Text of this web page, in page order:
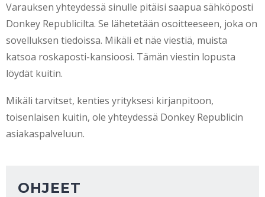
Varauksen yhteydessä sinulle pitäisi saapua sähköposti
Donkey Republicilta. Se lähetetään osoitteeseen, joka on
sovelluksen tiedoissa. Mikäli et näe viestiä, muista
katsoa roskaposti-kansioosi. Tämän viestin lopusta
löydät kuitin.
Mikäli tarvitset, kenties yrityksesi kirjanpitoon,
toisenlaisen kuitin, ole yhteydessä Donkey Republicin
asiakaspalveluun.
OHJEET